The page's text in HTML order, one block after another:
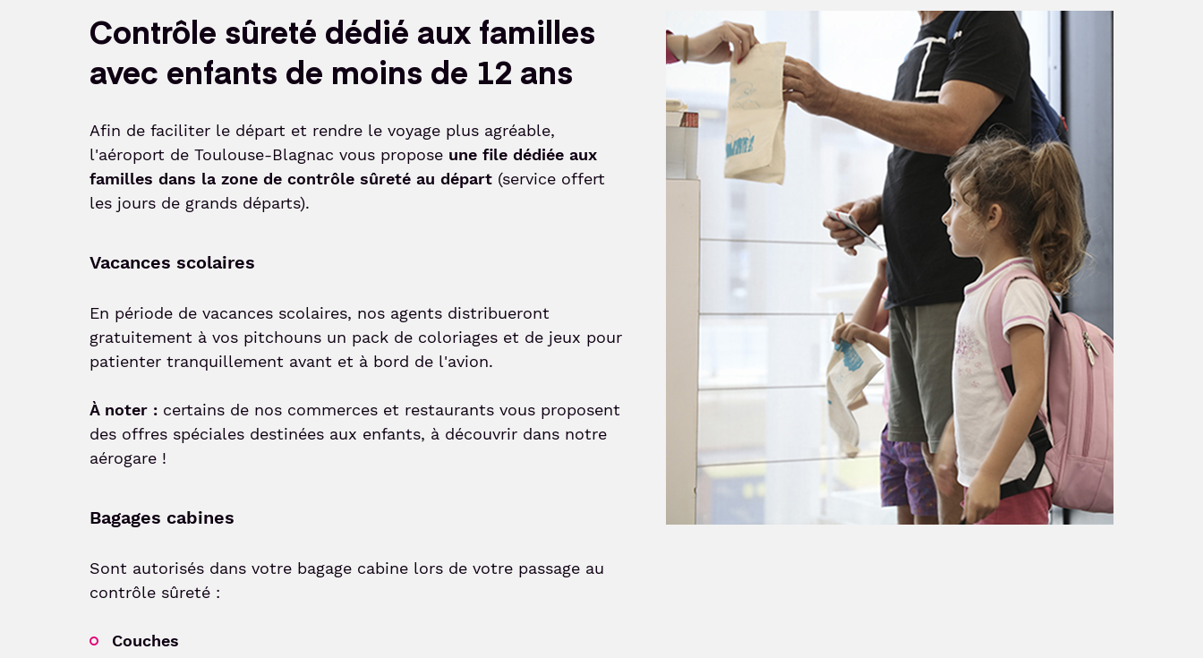
Contrôle sûreté dédié aux familles
avec enfants de moins de 12 ans
Afin de faciliter le départ et rendre le voyage plus agréable,
l'aéroport de Toulouse-Blagnac vous propose une file dédiée aux
familles dans la zone de contrôle sûreté au départ (service offert
les jours de grands départs).
Vacances scolaires
En période de vacances scolaires, nos agents distribueront
gratuitement à vos pitchouns un pack de coloriages et de jeux pour
patienter tranquillement avant et à bord de l'avion.
À noter : certains de nos commerces et restaurants vous proposent
des offres spéciales destinées aux enfants, à découvrir dans notre
aérogare !
Bagages cabines
Sont autorisés dans votre bagage cabine lors de votre passage au
contrôle sûreté :
Couches